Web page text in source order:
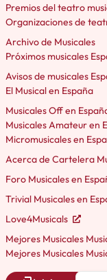
Premios del teatro
Organizaciones de
Archivo de Musicales
Próximos musicales
Avisos de musicales
El Musical en España
Musicales Off en
Musicales Amateur en
Micromusicales en
Acerca de Cartelera
Foro Musicales en
Trivial Musicales en
Love4Musicals
Mejores Musicales
Mejores Musicales